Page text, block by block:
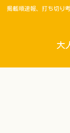
掲載順速報、打ち切り
大